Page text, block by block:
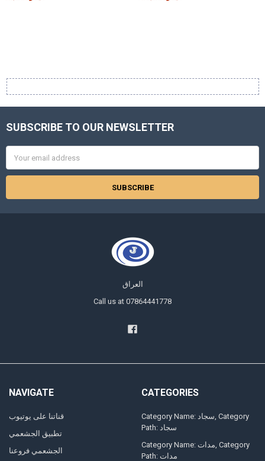
Footer
SUBSCRIBE TO OUR NEWSLETTER
Address
العراق
Call us at 07864441778
NAVIGATE
قناتنا على يوتيوب
تطبيق الجشعمي
الجشعمي فروعنا
CATEGORIES
Category Name: سجاد, Category
Path: سجاد
Category Name: مدات, Category
Path: مدات